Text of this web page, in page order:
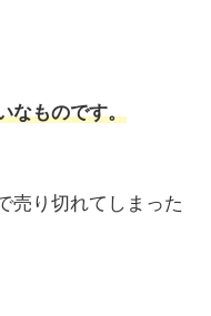
なものです。
売り切れてしまった